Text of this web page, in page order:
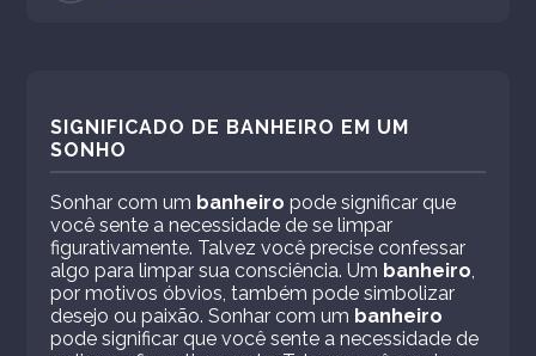
SIGNIFICADO DE BANHEIRO EM UM
SONHO
Sonhar com um banheiro pode significar que
você sente a necessidade de se limpar
figurativamente. Talvez você precise confessar
algo para limpar sua consciência. Um banheiro,
por motivos óbvios, também pode simbolizar
desejo ou paixão. Sonhar com um banheiro
pode significar que você sente a necessidade de